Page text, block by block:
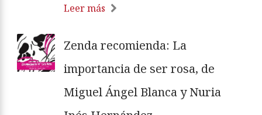
Leer más
Zenda recomienda: La
importancia de ser rosa, de
Miguel Ángel Blanca y Nuria